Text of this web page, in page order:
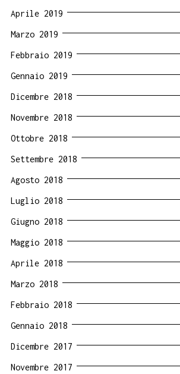
Aprile 2019
Marzo 2019
Febbraio 2019
Gennaio 2019
Dicembre 2018
Novembre 2018
Ottobre 2018
Settembre 2018
Agosto 2018
Luglio 2018
Giugno 2018
Maggio 2018
Aprile 2018
Marzo 2018
Febbraio 2018
Gennaio 2018
Dicembre 2017
Novembre 2017